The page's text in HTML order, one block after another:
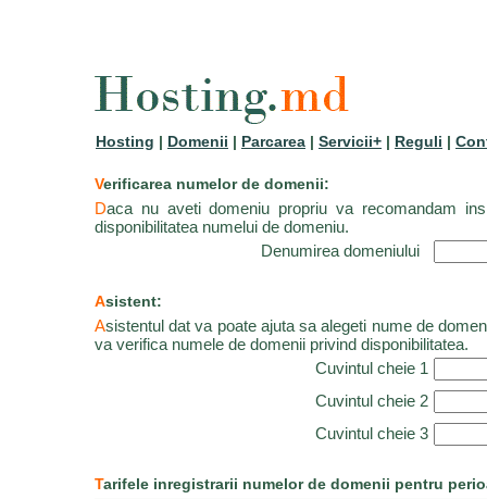
Hosting | Domenii | Parcarea | Servicii+ | Reguli |
Verificarea numelor de domenii:
Daca nu aveti domeniu propriu va recomandam
disponibilitatea numelui de domeniu.
Denumirea domeniului
Asistent:
Asistentul dat va poate ajuta sa alegeti nume de
va verifica numele de domenii privind disponibilitatea.
Cuvintul cheie 1
Cuvintul cheie 2
Cuvintul cheie 3
Tarifele inregistrarii numelor de domenii pentru